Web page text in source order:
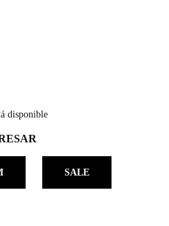
disponible
SALE